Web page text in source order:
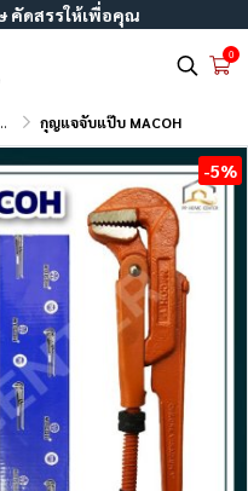
คัดสรรให้เพื่อคุณ
0
กุญแจจับแป๊บ MACOH
-5%